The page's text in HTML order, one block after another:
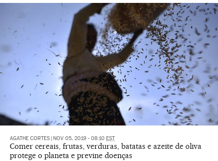
AGATHE CORTES NOV 05, 2019 - 08:10 EST
Comer cereais, frutas, verduras, batatas e azeite de oliva
protege o planeta e previne doenças